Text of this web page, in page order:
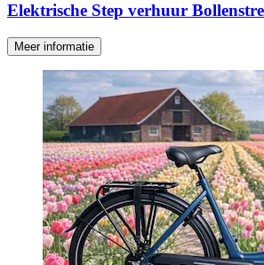
Elektrische Step verhuur
Meer informatie